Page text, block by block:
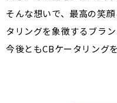
そんな想いで、最高の笑
タリングを象徴するブラン
今後ともCBケータリング